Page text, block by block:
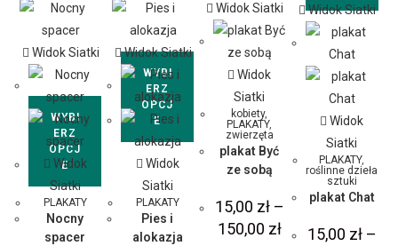
WYBI
ERZ
OPCJ
E
WYBI
ERZ
OPCJ
E
Widok Siatki
Widok
Siatki
PLAKATY
Nocny
spacer
Widok Siatki
Widok
Siatki
PLAKATY
Pies i
alokazja
Widok Siatki
Widok
Siatki
kobiety,
PLAKATY,
zwierzęta
plakat Być
ze sobą
15,00 zł –
150,00 zł
Widok Siatki
Widok
Siatki
PLAKATY,
roślinne dzieła
sztuki
plakat Chat
15,00 zł –